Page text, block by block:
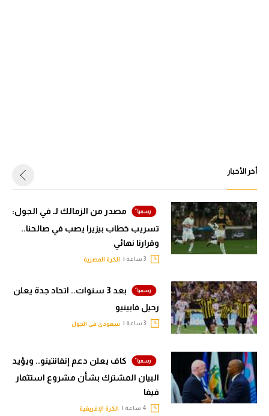
أخر الأخبار
مصدر من الزمالك لـ في الجول:
تسريب خطاب بيزيرا يصب في صالحنا..
وقرارنا نهائي
الكرة المصرية
بعد 3 سنوات.. اتحاد جدة يعلن
رحيل فابينيو
سعودي في الجول
كاف يعلن دعم إنفانتينو.. ويؤيد
البيان المشترك بشأن مشروع استثمار
فيفا
الكرة الإفريقية